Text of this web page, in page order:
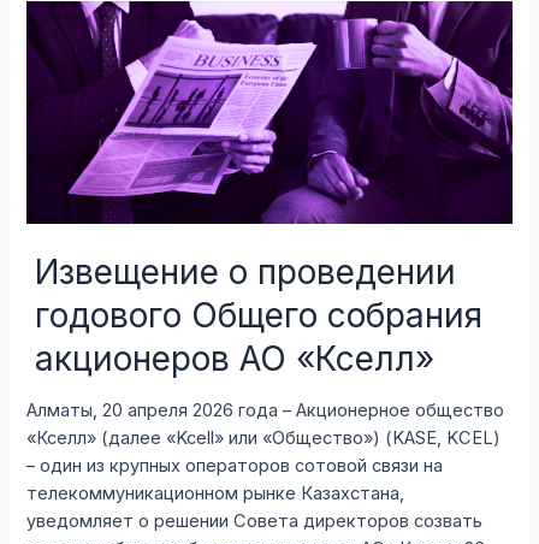
общего
собрания
акционеров,
состоявшегося
Извещение о проведении
годового Общего собрания
акционеров АО «Кселл»
Алматы, 20 апреля 2026 года – Акционерное общество
«Кселл» (далее «Kcell» или «Общество») (KASE, KCEL)
– один из крупных операторов сотовой связи на
телекоммуникационном рынке Казахстана,
уведомляет о решении Совета директоров созвать